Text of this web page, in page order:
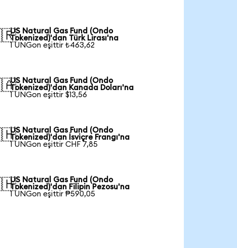
US Natural Gas Fund (Ondo
Tokenized)'dan Türk Lirası'na
1 UNGon eşittir ₺463,62
US Natural Gas Fund (Ondo
Tokenized)'dan Kanada Doları'na
1 UNGon eşittir $13,56
US Natural Gas Fund (Ondo
Tokenized)'dan İsviçre Frangı'na
1 UNGon eşittir CHF 7,85
US Natural Gas Fund (Ondo
Tokenized)'dan Filipin Pezosu'na
1 UNGon eşittir ₱590,05